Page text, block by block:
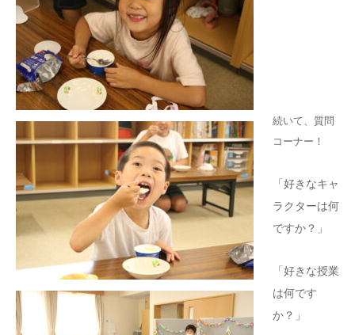
続いて、質問
コーナー！
「好きなキャ
ラクターは何
ですか？」
「好きな授業
は何です
か？」